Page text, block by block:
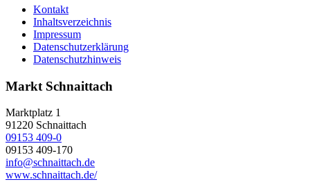
Kontakt
Inhaltsverzeichnis
Impressum
Datenschutzerklärung
Datenschutzhinweis
Markt Schnaittach
Marktplatz 1
91220 Schnaittach
09153 409-0
09153 409-170
info@schnaittach.de
www.schnaittach.de/